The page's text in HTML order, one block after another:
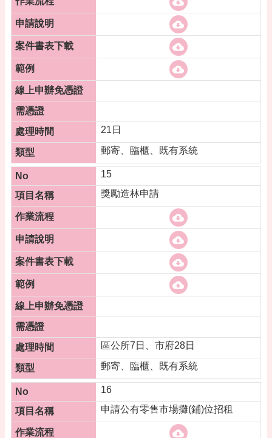
21日
郵寄、臨櫃、既有系統
15
獎勵造林申請
區公所7日、市府28日
郵寄、臨櫃、既有系統
16
申請公有零售市場攤(鋪)位招租